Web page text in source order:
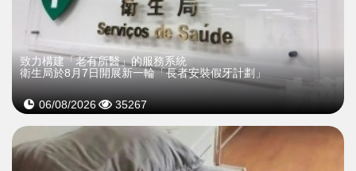
致力構建「老有所醫」的服務系統
衛生局於8月7日開展新一輪「長者安裝假牙計劃」
06/08/2026 35267